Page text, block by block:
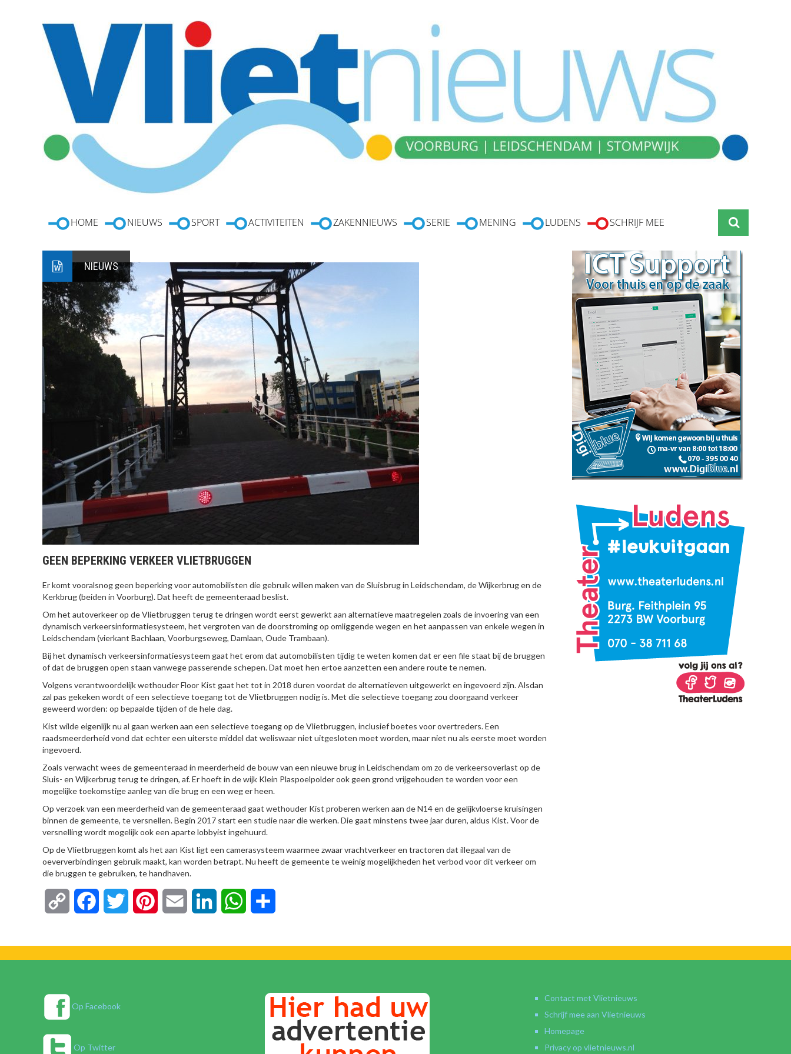
HOME NIEUWS SPORT ACTIVITEITEN ZAKENNIEUWS SERIE MENING LUDENS SCHRIJF MEE
NIEUWS
GEEN BEPERKING VERKEER VLIETBRUGGEN
Er komt vooralsnog geen beperking voor automobilisten die gebruik willen maken van de Sluisbrug in Leidschendam, de Wijkerbrug en de
Kerkbrug (beiden in Voorburg). Dat heeft de gemeenteraad beslist.
Om het autoverkeer op de Vlietbruggen terug te dringen wordt eerst gewerkt aan alternatieve maatregelen zoals de invoering van een
dynamisch verkeersinformatiesysteem, het vergroten van de doorstroming op omliggende wegen en het aanpassen van enkele wegen in
Leidschendam (vierkant Bachlaan, Voorburgseweg, Damlaan, Oude Trambaan).
Bij het dynamisch verkeersinformatiesysteem gaat het erom dat automobilisten tijdig te weten komen dat er een file staat bij de bruggen
of dat de bruggen open staan vanwege passerende schepen. Dat moet hen ertoe aanzetten een andere route te nemen.
Volgens verantwoordelijk wethouder Floor Kist gaat het tot in 2018 duren voordat de alternatieven uitgewerkt en ingevoerd zijn. Alsdan
zal pas gekeken wordt of een selectieve toegang tot de Vlietbruggen nodig is. Met die selectieve toegang zou doorgaand verkeer
geweerd worden: op bepaalde tijden of de hele dag.
Kist wilde eigenlijk nu al gaan werken aan een selectieve toegang op de Vlietbruggen, inclusief boetes voor overtreders. Een
raadsmeerderheid vond dat echter een uiterste middel dat weliswaar niet uitgesloten moet worden, maar niet nu als eerste moet worden
ingevoerd.
Zoals verwacht wees de gemeenteraad in meerderheid de bouw van een nieuwe brug in Leidschendam om zo de verkeersoverlast op de
Sluis- en Wijkerbrug terug te dringen, af. Er hoeft in de wijk Klein Plaspoelpolder ook geen grond vrijgehouden te worden voor een
mogelijke toekomstige aanleg van die brug en een weg er heen.
Op verzoek van een meerderheid van de gemeenteraad gaat wethouder Kist proberen werken aan de N14 en de gelijkvloerse kruisingen
binnen de gemeente, te versnellen. Begin 2017 start een studie naar die werken. Die gaat minstens twee jaar duren, aldus Kist. Voor de
versnelling wordt mogelijk ook een aparte lobbyist ingehuurd.
Op de Vlietbruggen komt als het aan Kist ligt een camerasysteem waarmee zwaar vrachtverkeer en tractoren dat illegaal van de
oeververbindingen gebruik maakt, kan worden betrapt. Nu heeft de gemeente te weinig mogelijkheden het verbod voor dit verkeer om
die bruggen te gebruiken, te handhaven.
Copy FacebookTwitter Pinterest Email LinkedIn WhatsApp
Op Facebook
Op Twitter
Contact met Vlietnieuws
Schrijf mee aan Vlietnieuws
Homepage
Privacy op vlietnieuws.nl